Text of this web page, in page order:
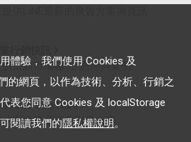
最新市場趨勢, 應用與案例
YouTube
案例等多樣化影音內容
體驗，我們使用 Cookies 及
的網頁，以作為技術、分析、行銷之
表您同意 Cookies 及 localStorage
閱讀我們的隱私權說明。